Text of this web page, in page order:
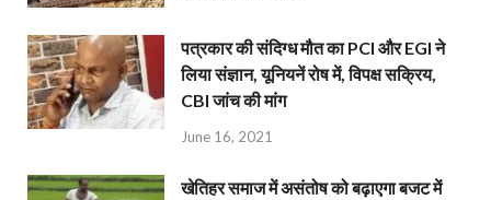
पत्रकार की संदिग्ध मौत का PCI और EGI ने
लिया संज्ञान, यूनियनें रोष में, विपक्ष सक्रिय,
CBI जांच की मांग
June 16, 2021
खेतिहर समाज में असंतोष को बढ़ाएगा बजट में